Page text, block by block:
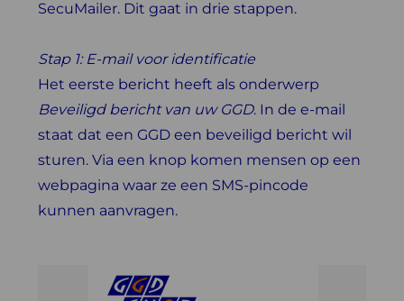
SecuMailer. Dit gaat in drie stappen.
Stap 1: E-mail voor identificatie
Het eerste bericht heeft als onderwerp
Beveiligd bericht van uw GGD. In de e-mail
staat dat een GGD een beveiligd bericht wil
sturen. Via een knop komen mensen op een
webpagina waar ze een SMS-pincode
kunnen aanvragen.